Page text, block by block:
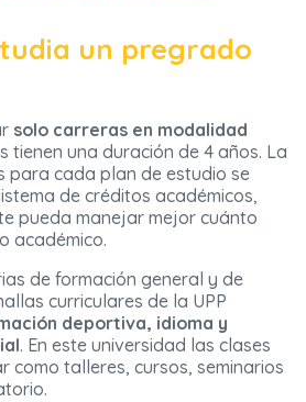
un pregrado
solo carreras en modalidad
tienen una duración de 4 años. La
para cada plan de estudio se
de créditos académicos,
pueda manejar mejor cuánto
académico.
de formación general y de
curriculares de la UPP
deportiva, idioma y
. En este universidad las clases
como talleres, cursos, seminarios